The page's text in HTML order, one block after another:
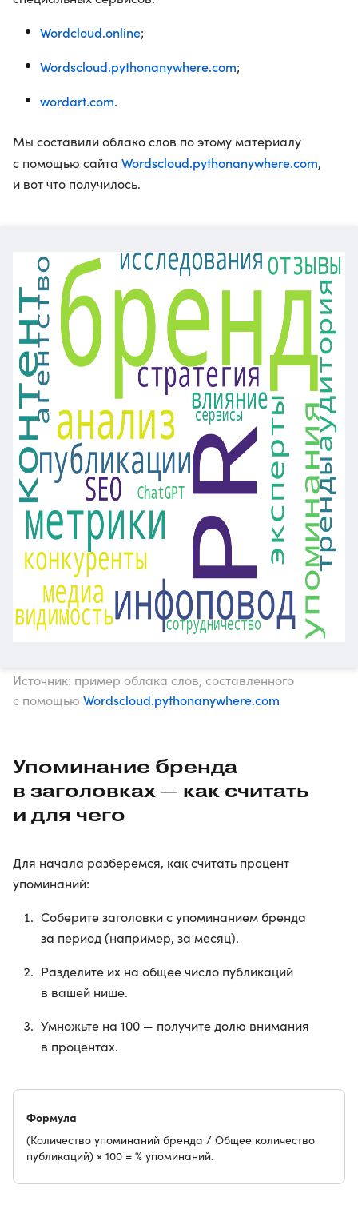
Wordcloud.online;
Wordscloud.pythonanywhere.com;
wordart.com.
Мы составили облако слов по этому материалу
с помощью сайта Wordscloud.pythonanywhere.com,
и вот что получилось.
Источник: пример облака слов, составленного
с помощью Wordscloud.pythonanywhere.com
Упоминание бренда
в заголовках — как считать
и для чего
Для начала разберемся, как считать процент
упоминаний:
Соберите заголовки с упоминанием бренда
за период (например, за месяц).
Разделите их на общее число публикаций
в вашей нише.
Умножьте на 100 — получите долю внимания
в процентах.
Формула
(Количество упоминаний бренда / Общее количество
публикаций) × 100 = % упоминаний.